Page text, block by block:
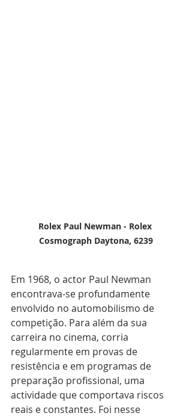
Rolex Paul Newman - Rolex
Cosmograph Daytona, 6239
Em 1968, o actor Paul Newman
encontrava-se profundamente
envolvido no automobilismo de
competição. Para além da sua
carreira no cinema, corria
regularmente em provas de
resistência e em programas de
preparação profissional, uma
actividade que comportava riscos
reais e constantes. Foi nesse